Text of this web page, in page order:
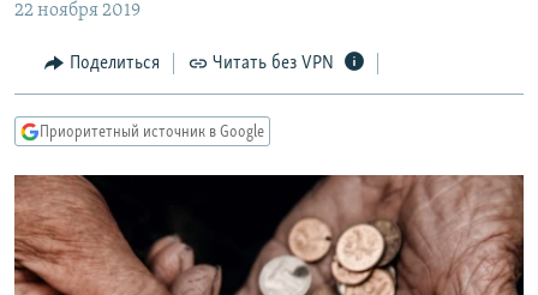
Вернутся
Вернутся
поиску
МНЕНИЯ
КУЛЬТУРА
КАВКАЗ.РЕАЛИИ
СЕВЕР.РЕАЛИИ
СИБИРЬ.РЕАЛИИ
РАСПИСАНИЕ ВЕЩАНИЯ
22 ноября 2019
Поделиться Читать без VPN
Приоритетный источник в Google